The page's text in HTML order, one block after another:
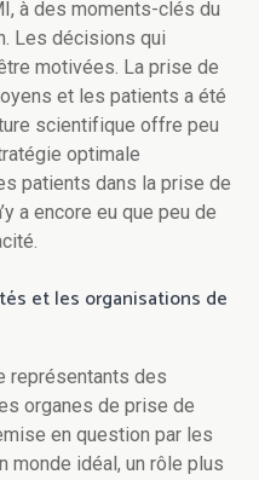
à des moments-clés du
Les décisions qui
motivées. La prise de
et les patients a été
scientifique offre peu
optimale
patients dans la prise de
a encore eu que peu de
et les organisations de
représentants des
organes de prise de
en question par les
monde idéal, un rôle plus